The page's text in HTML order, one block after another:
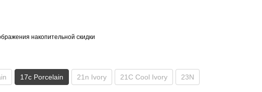
накопительной скидки
17c Porcelain 21n Ivory 21C Cool Ivory 23N